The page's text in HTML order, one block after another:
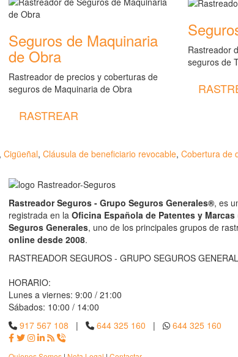
Seguros de Maquinaria
de Obra
Rastreador de precios y coberturas de
seguros de Maquinaria de Obra
RASTREAR
Rastreador
seguros de
, Cigüeñal, Cláusula de beneficiario revocable, Cobertura de
Rastreador Seguros - Grupo Seguros Generales®, es
registrada en la Oficina Española de Patentes y Marcas
Seguros Generales, uno de los principales grupos de
online desde 2008.
RASTREADOR SEGUROS - GRUPO SEGUROS
HORARIO:
Lunes a viernes: 9:00 / 21:00
Sábados: 10:00 / 14:00
917 567 108 | 644 325 160 | 644 325 160